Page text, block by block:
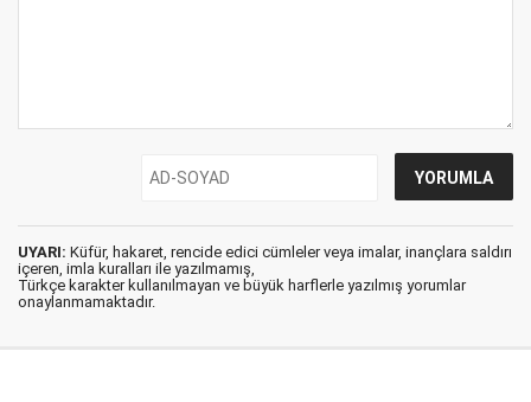
UYARI: Küfür, hakaret, rencide edici cümleler veya imalar, inançlara saldırı
içeren, imla kuralları ile yazılmamış,
Türkçe karakter kullanılmayan ve büyük harflerle yazılmış yorumlar
onaylanmamaktadır.